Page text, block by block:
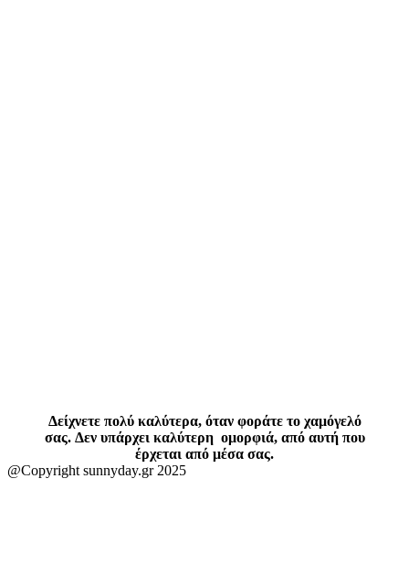
Δείχνετε πολύ καλύτερα, όταν φοράτε το χαμόγελό
σας. Δεν υπάρχει καλύτερη ομορφιά, από αυτή που
έρχεται από μέσα σας.
@Copyright sunnyday.gr 2025